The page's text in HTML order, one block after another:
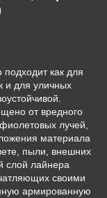
подходит как для
и для уличных
от вредного
лучей,
материала
пыли, внешних
слой лайнера
своими
армированную